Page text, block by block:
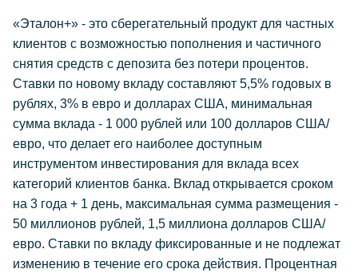
«Эталон+» - это сберегательный продукт для частных
клиентов с возможностью пополнения и частичного
снятия средств с депозита без потери процентов.
Ставки по новому вкладу составляют 5,5% годовых в
рублях, 3% в евро и долларах США, минимальная
сумма вклада - 1 000 рублей или 100 долларов США/
евро, что делает его наиболее доступным
инструментом инвестирования для вклада всех
категорий клиентов банка. Вклад открывается сроком
на 3 года + 1 день, максимальная сумма размещения -
50 миллионов рублей, 1,5 миллиона долларов США/
евро. Ставки по вкладу фиксированные и не подлежат
изменению в течение его срока действия. Процентная